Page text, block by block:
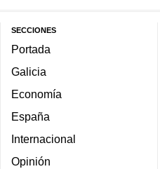
SECCIONES
Portada
Galicia
Economía
España
Internacional
Opinión